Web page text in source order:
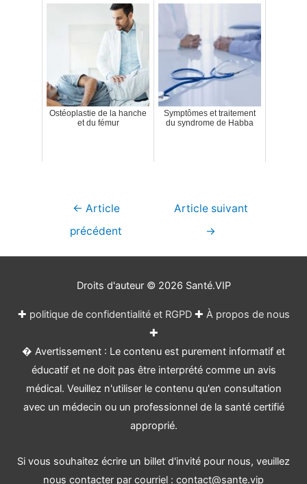
Ostéoplastie de la hanche
et du fémur
Symptômes et traitement
du syndrome de Habba
Navigation
← Article
précédent
Article suivant
→
Droits d'auteur © 2026 Santé.VIP
✚ politique de confidentialité et RGPD✚ À propos de nous
✚
� Avertissement : Le contenu est purement informatif et
éducatif et ne doit pas être interprété comme un avis
médical. Veuillez n'utiliser le contenu qu'en consultation
avec un médecin ou un professionnel de la santé certifié
approprié.
Si vous souhaitez écrire un billet d'invité pour nous, veuillez
nous contacter par courriel : contact@sante.vip